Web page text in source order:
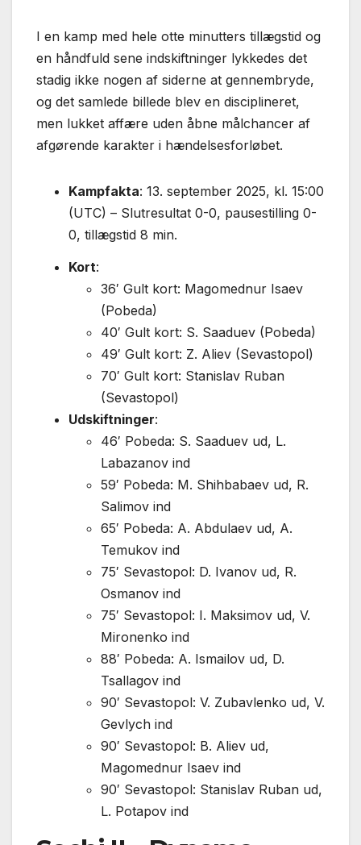
I en kamp med hele otte minutters tillægstid og
en håndfuld sene indskiftninger lykkedes det
stadig ikke nogen af siderne at gennembryde,
og det samlede billede blev en disciplineret,
men lukket affære uden åbne målchancer af
afgørende karakter i hændelsesforløbet.
Kampfakta: 13. september 2025, kl. 15:00
(UTC) – Slutresultat 0-0, pausestilling 0-
0, tillægstid 8 min.
Kort:
36′ Gult kort: Magomednur Isaev
(Pobeda)
40′ Gult kort: S. Saaduev (Pobeda)
49′ Gult kort: Z. Aliev (Sevastopol)
70′ Gult kort: Stanislav Ruban
(Sevastopol)
Udskiftninger:
46′ Pobeda: S. Saaduev ud, L.
Labazanov ind
59′ Pobeda: M. Shihbabaev ud, R.
Salimov ind
65′ Pobeda: A. Abdulaev ud, A.
Temukov ind
75′ Sevastopol: D. Ivanov ud, R.
Osmanov ind
75′ Sevastopol: I. Maksimov ud, V.
Mironenko ind
88′ Pobeda: A. Ismailov ud, D.
Tsallagov ind
90′ Sevastopol: V. Zubavlenko ud, V.
Gevlych ind
90′ Sevastopol: B. Aliev ud,
Magomednur Isaev ind
90′ Sevastopol: Stanislav Ruban ud,
L. Potapov ind